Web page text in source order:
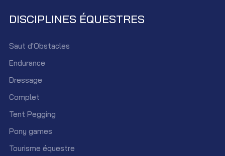
DISCIPLINES ÉQUESTRES
Saut d'Obstacles
Endurance
Dressage
Complet
Tent Pegging
Pony games
Tourisme équestre